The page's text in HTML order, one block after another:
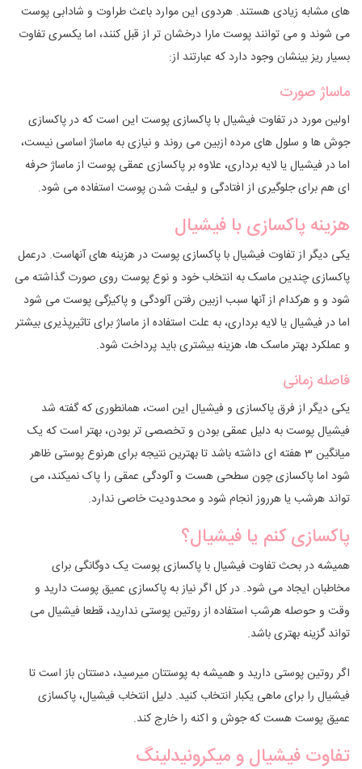
های مشابه زیادی هستند. هردوی این موارد باعث طراوت و شادابی پوست
می شوند و می توانند پوست مارا درخشان تر از قبل کنند، اما یکسری تفاوت
بسیار ریز بینشان وجود دارد که عبارتند از:
ماساژ صورت
اولین مورد در تفاوت فیشیال با پاکسازی پوست این است که در پاکسازی
جوش ها و سلول های مرده ازبین می روند و نیازی به ماساژ اساسی نیست،
اما در فیشیال یا لایه برداری، علاوه بر پاکسازی عمقی پوست از ماساژ حرفه
ای هم برای جلوگیری از افتادگی و لیفت شدن پوست استفاده می شود.
هزینه پاکسازی با فیشیال
یکی دیگر از تفاوت فیشیال با پاکسازی پوست در هزینه های آنهاست. درعمل
پاکسازی چندین ماسک به انتخاب خود و نوع پوست روی صورت گذاشته می
شود و و هرکدام از آنها سبب ازبین رفتن آلودگی و پاکیزگی پوست می شود
اما در فیشیال یا لایه برداری، به علت استفاده از ماساژ برای تاثیرپذیری بیشتر
و عملکرد بهتر ماسک ها، هزینه بیشتری باید پرداخت شود.
فاصله زمانی
یکی دیگر از فرق پاکسازی و فیشیال این است، همانطوری که گفته شد
فیشیال پوست به دلیل عمقی بودن و تخصصی تر بودن، بهتر است که یک
میانگین 3 هفته ای داشته باشد تا بهترین نتیجه برای هرنوع پوستی ظاهر
شود اما پاکسازی چون سطحی هست و آلودگی عمقی را پاک نمیکند، می
تواند هرشب یا هرروز انجام شود و محدودیت خاصی ندارد.
پاکسازی کنم یا فیشیال؟
همیشه در بحث تفاوت فیشیال با پاکسازی پوست یک دوگانگی برای
مخاطبان ایجاد می شود. در کل اگر نیاز به پاکسازی عمیق پوست دارید و
وقت و حوصله هرشب استفاده از روتین پوستی ندارید، قطعا فیشیال می
تواند گزینه بهتری باشد.
اگر روتین پوستی دارید و همیشه به پوستتان میرسید، دستتان باز است تا
فیشیال را برای ماهی یکبار انتخاب کنید. دلیل انتخاب فیشیال، پاکسازی
عمیق پوست هست که جوش و اکنه را خارج کند.
تفاوت فیشیال و میکرونیدلینگ